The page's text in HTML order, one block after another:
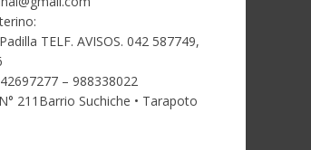
TELF. AVISOS. 042 587749,
– 988338022
211Barrio Suchiche • Tarapoto